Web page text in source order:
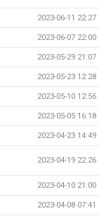
2023-06-11 22:27
2023-06-07 22:00
2023-05-29 21:07
2023-05-23 12:28
2023-05-10 12:56
2023-05-05 16:18
2023-04-23 14:49
2023-04-19 22:26
2023-04-10 21:00
2023-04-08 07:41